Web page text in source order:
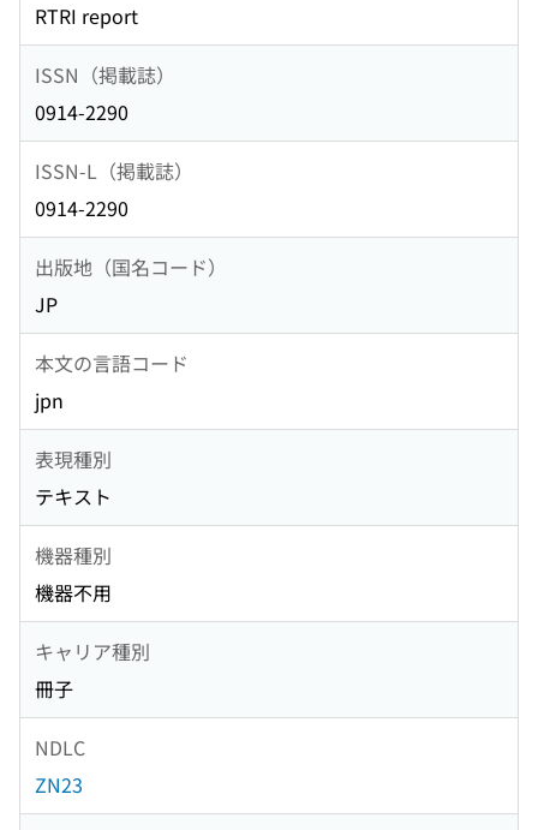
RTRI report
ISSN（掲載誌）
0914-2290
ISSN-L（掲載誌）
0914-2290
出版地（国名コード）
JP
本文の言語コード
jpn
表現種別
テキスト
機器種別
機器不用
キャリア種別
冊子
NDLC
ZN23